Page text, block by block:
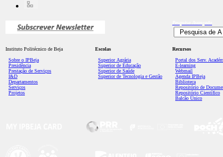
Instituto Politécnico de Beja
Sobre o IPBeja
Presidência
Prestação de Serviços
I&D
Departamentos
Serviços
Projetos
Escolas
Superior Agrária
Superior de Educação
Superior de Saúde
Superior de Tecnologia e Gestão
Recursos
Portal dos Serv.
E-learning
Webmail
Agenda IPBeja
Biblioteca
Repositório de
Repositório Científico
Balcão Único